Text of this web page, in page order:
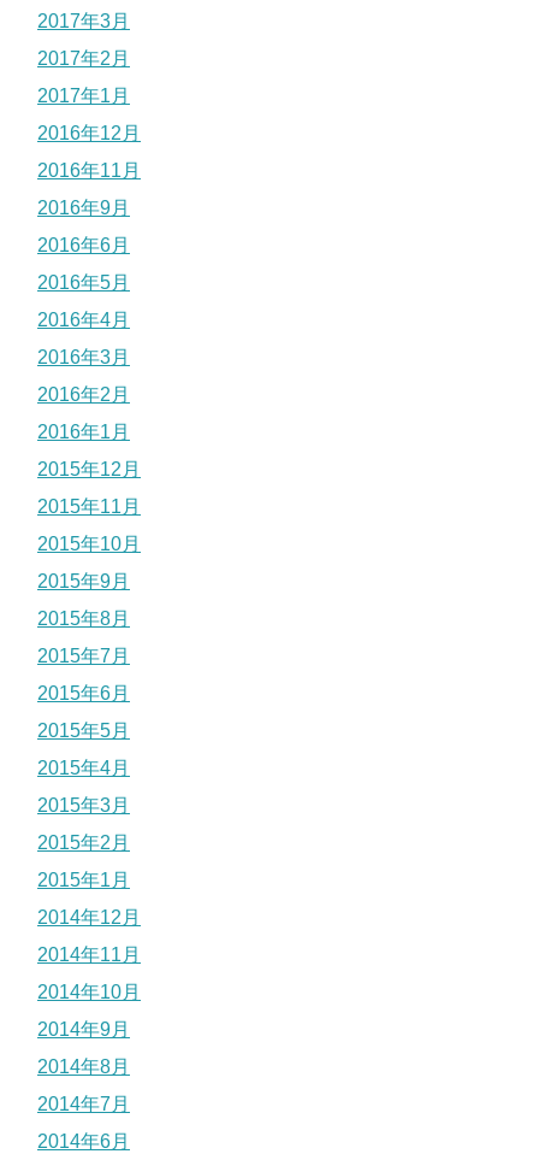
2017年3月
2017年2月
2017年1月
2016年12月
2016年11月
2016年9月
2016年6月
2016年5月
2016年4月
2016年3月
2016年2月
2016年1月
2015年12月
2015年11月
2015年10月
2015年9月
2015年8月
2015年7月
2015年6月
2015年5月
2015年4月
2015年3月
2015年2月
2015年1月
2014年12月
2014年11月
2014年10月
2014年9月
2014年8月
2014年7月
2014年6月